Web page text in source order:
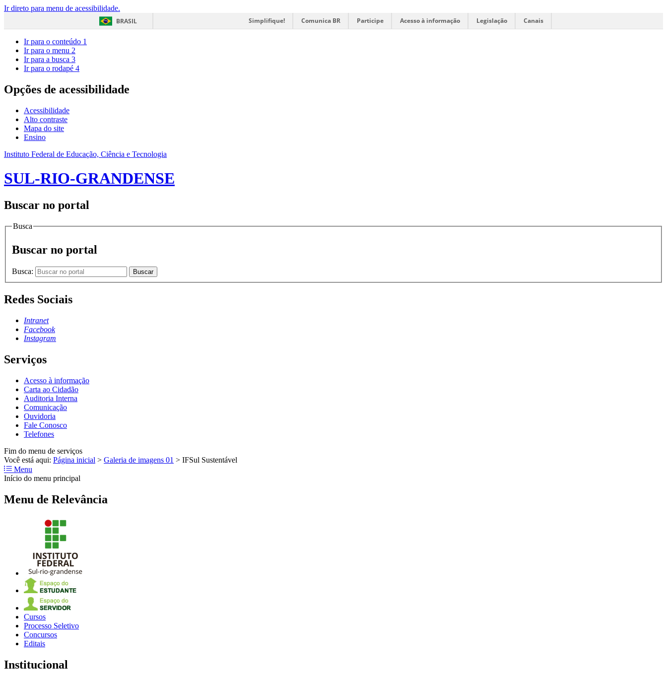
Ir direto para menu de acessibilidade.
BRASIL
Simplifique! Comunica BR Participe Acesso à informação Legislação Canais
Ir para o conteúdo 1
Ir para o menu 2
Ir para a busca 3
Ir para o rodapé 4
Opções de acessibilidade
Acessibilidade
Alto contraste
Mapa do site
Ensino
Instituto Federal de Educação, Ciência e Tecnologia
SUL-RIO-GRANDENSE
Buscar no portal
Busca
Buscar no portal
Busca: Buscar
Redes Sociais
Intranet
Facebook
Instagram
Serviços
Acesso à informação
Carta ao Cidadão
Auditoria Interna
Comunicação
Ouvidoria
Fale Conosco
Telefones
Fim do menu de serviços
Você está aqui: Página inicial > Galeria de imagens 01 > IFSul Sustentável
Menu
Início do menu principal
Menu de Relevância
Cursos
Processo Seletivo
Concursos
Editais
Institucional